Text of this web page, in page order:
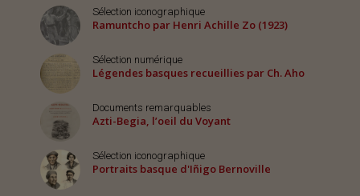
Sélection iconographique
Ramuntcho par Henri Achille Zo (1923)
Sélection numérique
Légendes basques recueillies par Ch. Aho
Documents remarquables
Azti-Begia, l’oeil du Voyant
Sélection iconographique
Portraits basque d'Iñigo Bernoville